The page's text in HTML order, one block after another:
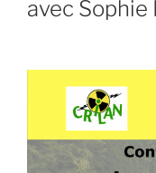
avec Sophie